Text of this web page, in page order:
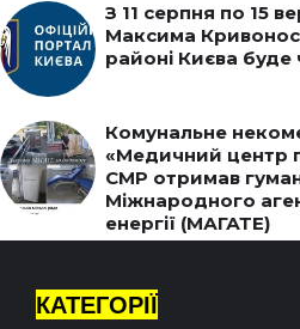
З 11 серпня по 15
Максима
районі Києва
Комунальне
«Медичний центр
СМР отримав
Міжнародного
енергії (МАГАТЕ)
КАТЕГОРІЇ